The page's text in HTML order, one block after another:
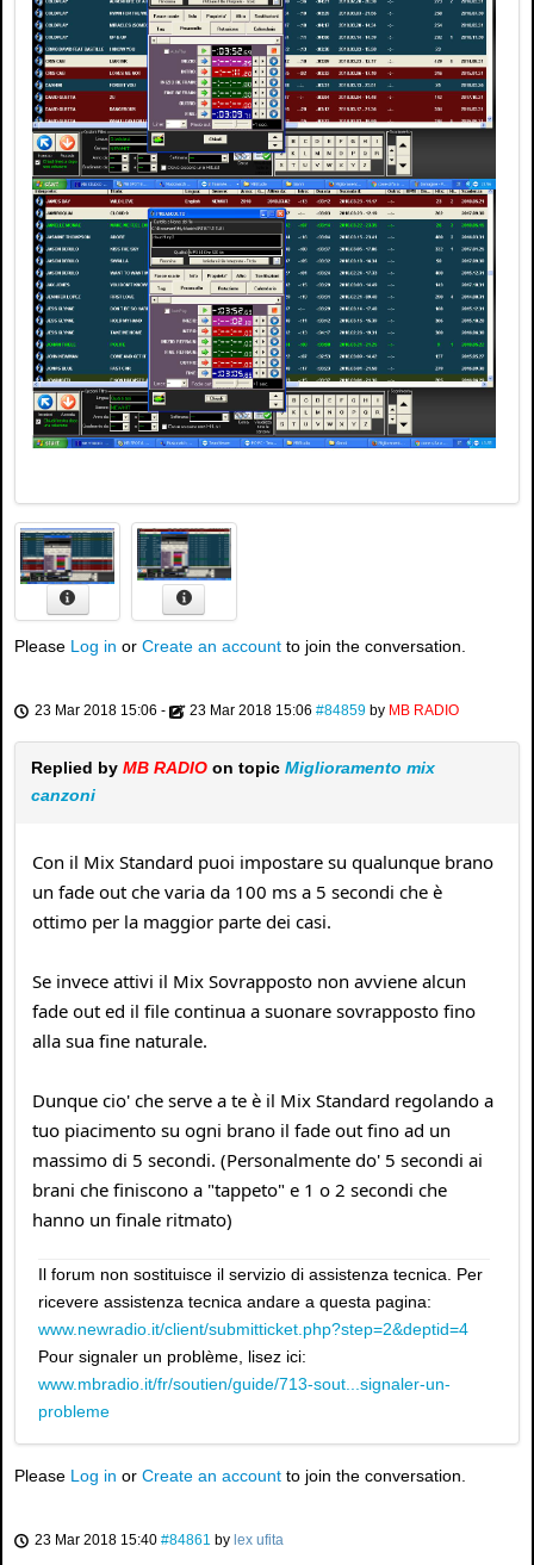
Please Log in or Create an account to join the conversation.
23 Mar 2018 15:06 - 23 Mar 2018 15:06 #84859 by MB RADIO
Replied by MB RADIO on topic Miglioramento mix
canzoni
Con il Mix Standard puoi impostare su qualunque brano
un fade out che varia da 100 ms a 5 secondi che è
ottimo per la maggior parte dei casi.
Se invece attivi il Mix Sovrapposto non avviene alcun
fade out ed il file continua a suonare sovrapposto fino
alla sua fine naturale.
Dunque cio' che serve a te è il Mix Standard regolando a
tuo piacimento su ogni brano il fade out fino ad un
massimo di 5 secondi. (Personalmente do' 5 secondi ai
brani che finiscono a "tappeto" e 1 o 2 secondi che
hanno un finale ritmato)
Il forum non sostituisce il servizio di assistenza tecnica. Per
ricevere assistenza tecnica andare a questa pagina:
www.newradio.it/client/submitticket.php?step=2&deptid=4
Pour signaler un problème, lisez ici:
www.mbradio.it/fr/soutien/guide/713-sout...signaler-un-
probleme
Please Log in or Create an account to join the conversation.
23 Mar 2018 15:40 #84861 by lex ufita